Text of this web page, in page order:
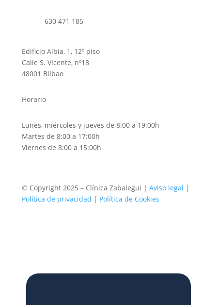
630 471 185
Edificio Albia, 1, 12º piso
Calle S. Vicente, nº18
48001 Bilbao
Horario
Lunes, miércoles y jueves de 8:00 a 19:00h
Martes de 8:00 a 17:00h
Viernes de 8:00 a 15:00h
© Copyright 2025 – Clínica Zabalegui | Aviso legal |
Política de privacidad | Política de Cookies